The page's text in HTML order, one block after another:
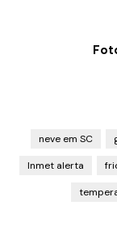
neve em SC
Inmet alerta